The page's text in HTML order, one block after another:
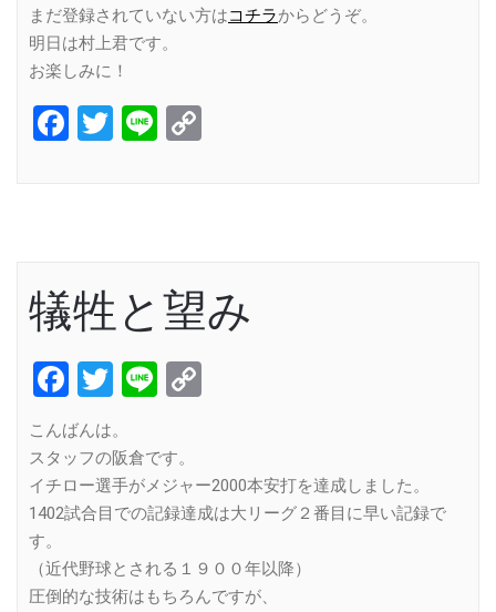
まだ登録されていない方はコチラからどうぞ。
明日は村上君です。
お楽しみに！
Facebook
Twitter
Line
犠牲と望み
Facebook
Twitter
Line
こんばんは。
スタッフの阪倉です。
イチロー選手がメジャー2000本安打を達成しました。
1402試合目での記録達成は大リーグ２番目に早い記録で
す。
（近代野球とされる１９００年以降）
圧倒的な技術はもちろんですが、